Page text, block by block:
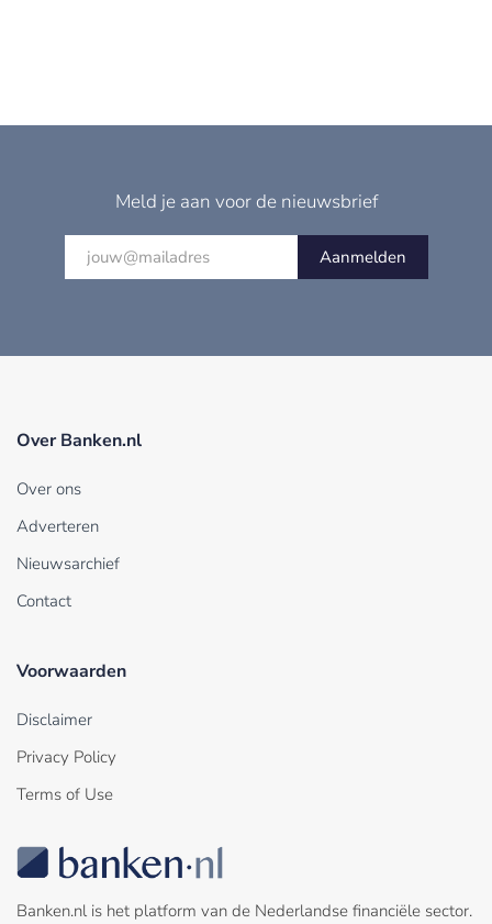
Meld je aan voor de nieuwsbrief
Aanmelden
Over Banken.nl
Over ons
Adverteren
Nieuwsarchief
Contact
Voorwaarden
Disclaimer
Privacy Policy
Terms of Use
Banken.nl is het platform van de Nederlandse financiële sector.